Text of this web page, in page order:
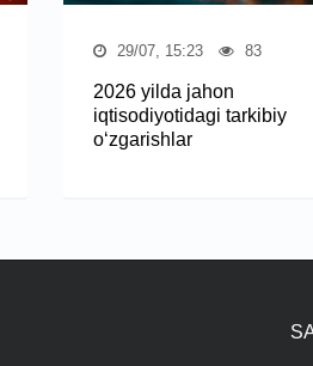
29/07, 15:23 83
2026 yilda jahon
iqtisodiyotidagi tarkibiy
o‘zgarishlar